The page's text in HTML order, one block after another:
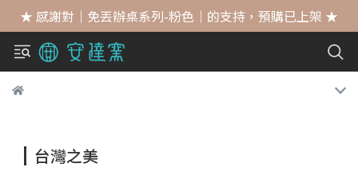
★ 感謝對｜免丟辦桌系列-粉色｜的支持，預購已上架 ★
台灣之美